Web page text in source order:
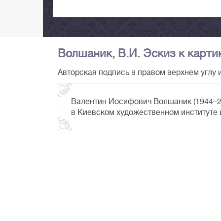
Волшаник, В.И. Эскиз к
Авторская подпись в правом верхнем углу
Валентин Иосифович Волшаник
в Киевском художественном